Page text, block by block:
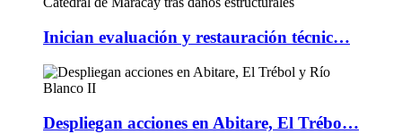
Inician evaluación y restauración técnic…
Despliegan acciones en Abitare, El Trébo…